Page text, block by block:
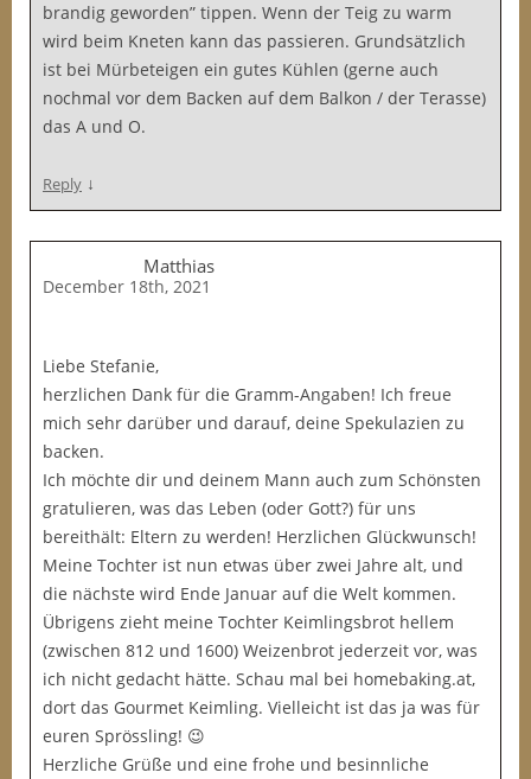
brandig geworden” tippen. Wenn der Teig zu warm
wird beim Kneten kann das passieren. Grundsätzlich
ist bei Mürbeteigen ein gutes Kühlen (gerne auch
nochmal vor dem Backen auf dem Balkon / der Terasse)
das A und O.
Reply ↓
Matthias
December 18th, 2021
Liebe Stefanie,
herzlichen Dank für die Gramm-Angaben! Ich freue
mich sehr darüber und darauf, deine Spekulazien zu
backen.
Ich möchte dir und deinem Mann auch zum Schönsten
gratulieren, was das Leben (oder Gott?) für uns
bereithält: Eltern zu werden! Herzlichen Glückwunsch!
Meine Tochter ist nun etwas über zwei Jahre alt, und
die nächste wird Ende Januar auf die Welt kommen.
Übrigens zieht meine Tochter Keimlingsbrot hellem
(zwischen 812 und 1600) Weizenbrot jederzeit vor, was
ich nicht gedacht hätte. Schau mal bei homebaking.at,
dort das Gourmet Keimling. Vielleicht ist das ja was für
euren Sprössling! 😉
Herzliche Grüße und eine frohe und besinnliche